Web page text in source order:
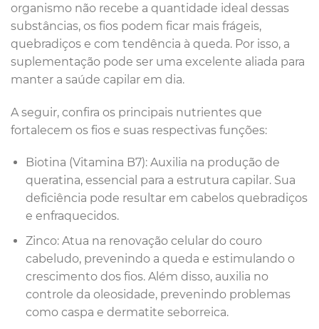
organismo não recebe a quantidade ideal dessas
substâncias, os fios podem ficar mais frágeis,
quebradiços e com tendência à queda. Por isso, a
suplementação pode ser uma excelente aliada para
manter a saúde capilar em dia.
A seguir, confira os principais nutrientes que
fortalecem os fios e suas respectivas funções:
Biotina (Vitamina B7): Auxilia na produção de
queratina, essencial para a estrutura capilar. Sua
deficiência pode resultar em cabelos quebradiços
e enfraquecidos.
Zinco: Atua na renovação celular do couro
cabeludo, prevenindo a queda e estimulando o
crescimento dos fios. Além disso, auxilia no
controle da oleosidade, prevenindo problemas
como caspa e dermatite seborreica.